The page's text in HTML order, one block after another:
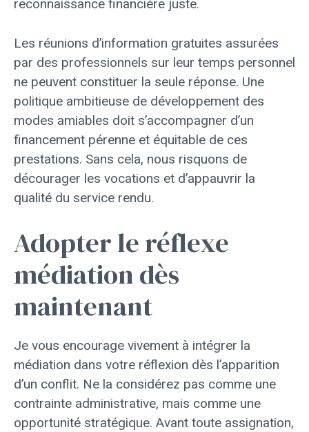
reconnaissance financière juste.
Les réunions d’information gratuites assurées
par des professionnels sur leur temps personnel
ne peuvent constituer la seule réponse. Une
politique ambitieuse de développement des
modes amiables doit s’accompagner d’un
financement pérenne et équitable de ces
prestations. Sans cela, nous risquons de
décourager les vocations et d’appauvrir la
qualité du service rendu.
Adopter le réflexe
médiation dès
maintenant
Je vous encourage vivement à intégrer la
médiation dans votre réflexion dès l’apparition
d’un conflit. Ne la considérez pas comme une
contrainte administrative, mais comme une
opportunité stratégique. Avant toute assignation,